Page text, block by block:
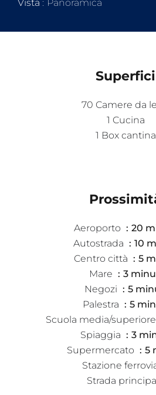
Vista Panoramica
Superfici
70 Camere da
1 Cucina
1 Box cantina
Aeroporto
20
Autostrada
10
Centro città
5
Mare
3
Negozi
5
Palestra
5
Scuola media/superiore
Spiaggia
3
Supermercato
5
Stazione
Strada